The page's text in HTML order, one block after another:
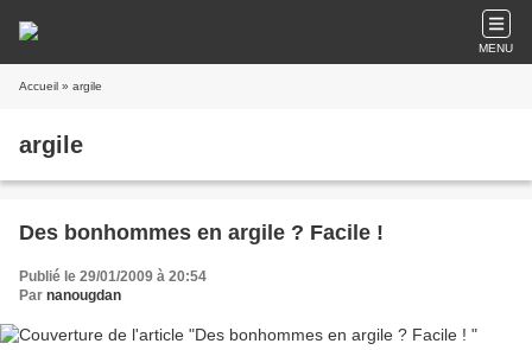
MENU
Accueil » argile
argile
Des bonhommes en argile ? Facile !
Publié le 29/01/2009 à 20:54
Par nanougdan